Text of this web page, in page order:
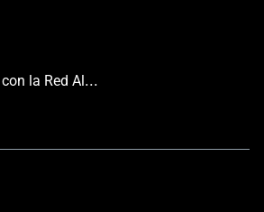
¿Por qué trabajar con la Red Aluminier TECHNAL?